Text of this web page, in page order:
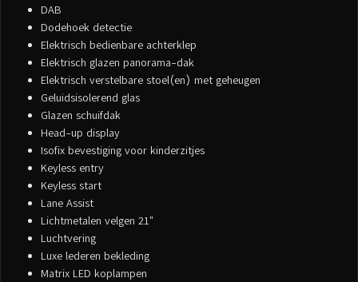
DAB
Dodehoek detectie
Elektrisch bedienbare achterklep
Elektrisch glazen panorama-dak
Elektrisch verstelbare stoel(en) met geheugen
Geluidsisolerend glas
Glazen schuifdak
Head-up display
Isofix bevestiging voor kinderzitjes
Keyless entry
Keyless start
Lane Assist
Lichtmetalen velgen 21"
Luchtvering
Luxe lederen bekleding
Matrix LED koplampen